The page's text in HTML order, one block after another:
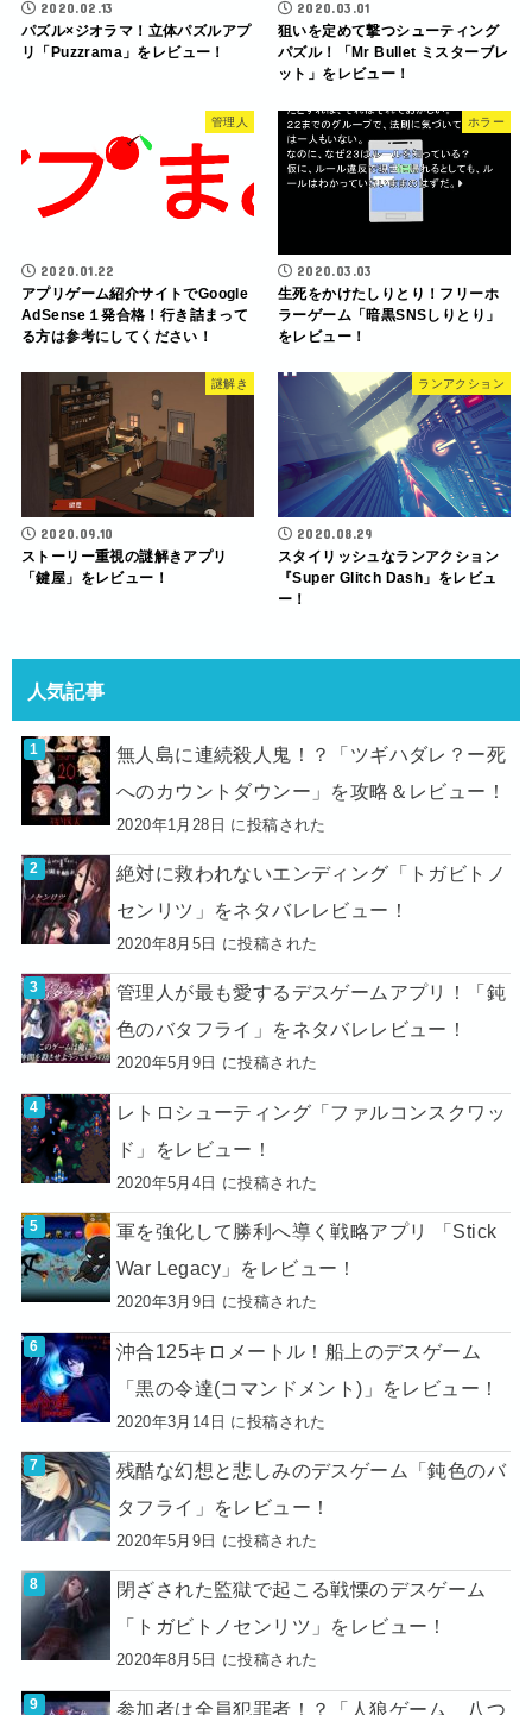
2020.02.13
パズル×ジオラマ！立体パズルアプ
リ「Puzzrama」をレビュー！
2020.03.01
狙いを定めて撃つシューティング
パズル！「Mr Bullet ミスターブレ
ット」をレビュー！
管理人
2020.01.22
アプリゲーム紹介サイトでGoogle
AdSense１発合格！行き詰まって
る方は参考にしてください！
ホラー
2020.03.03
生死をかけたしりとり！フリーホ
ラーゲーム「暗黒SNSしりとり」
をレビュー！
謎解き
2020.09.10
ストーリー重視の謎解きアプリ
「鍵屋」をレビュー！
ランアクション
2020.08.29
スタイリッシュなランアクション
『Super Glitch Dash」をレビュ
ー！
人気記事
無人島に連続殺人鬼！？「ツギハダレ？ー死
へのカウントダウンー」を攻略＆レビュー！
2020年1月28日 に投稿された
絶対に救われないエンディング「トガビトノ
センリツ」をネタバレレビュー！
2020年8月5日 に投稿された
管理人が最も愛するデスゲームアプリ！「鈍
色のバタフライ」をネタバレレビュー！
2020年5月9日 に投稿された
レトロシューティング「ファルコンスクワッ
ド」をレビュー！
2020年5月4日 に投稿された
軍を強化して勝利へ導く戦略アプリ 「Stick
War Legacy」をレビュー！
2020年3月9日 に投稿された
沖合125キロメートル！船上のデスゲーム
「黒の令達(コマンドメント)」をレビュー！
2020年3月14日 に投稿された
残酷な幻想と悲しみのデスゲーム「鈍色のバ
タフライ」をレビュー！
2020年5月9日 に投稿された
閉ざされた監獄で起こる戦慄のデスゲーム
「トガビトノセンリツ」をレビュー！
2020年8月5日 に投稿された
参加者は全員犯罪者！？「人狼ゲーム 八つ